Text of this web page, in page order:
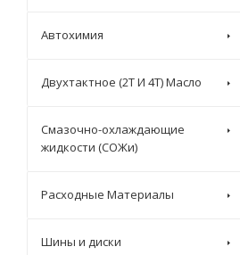
Автохимия
Двухтактное (2T И 4T) Масло
Смазочно-охлаждающие
жидкости (СОЖи)
Расходные Материалы
Шины и диски